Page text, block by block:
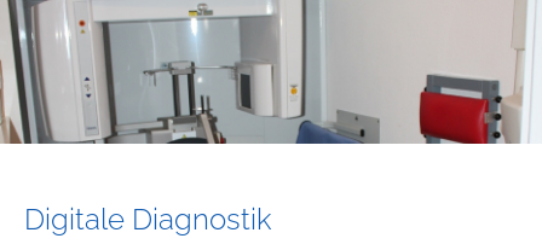
Digitale Diagnostik